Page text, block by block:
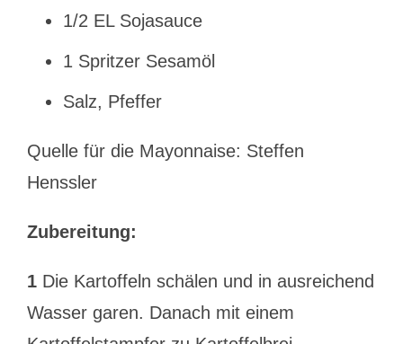
1/2 EL Sojasauce
1 Spritzer Sesamöl
Salz, Pfeffer
Quelle für die Mayonnaise: Steffen
Henssler
Zubereitung:
1Die Kartoffeln schälen und in ausreichend
Wasser garen. Danach mit einem